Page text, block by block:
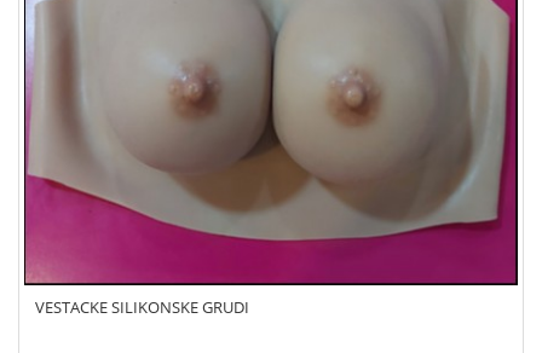
VESTACKE SILIKONSKE GRUDI